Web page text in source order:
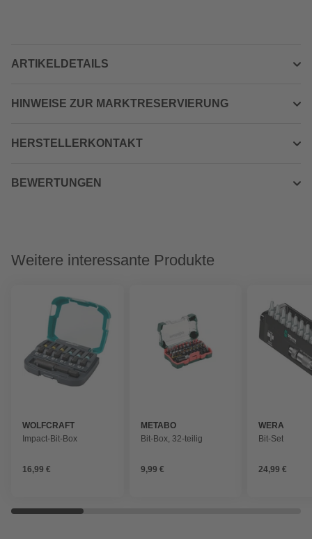
ARTIKELDETAILS
HINWEISE ZUR MARKTRESERVIERUNG
HERSTELLERKONTAKT
BEWERTUNGEN
Weitere interessante Produkte
WOLFCRAFT
Impact-Bit-Box
16,99 €
METABO
Bit-Box, 32-teilig
9,99 €
WERA
Bit-Set
24,99 €